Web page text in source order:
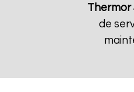
Thermor
de